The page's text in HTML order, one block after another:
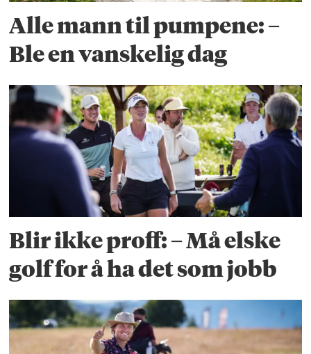
Alle mann til pumpene: –
Ble en vanskelig dag
Blir ikke proff: – Må elske
golf for å ha det som jobb